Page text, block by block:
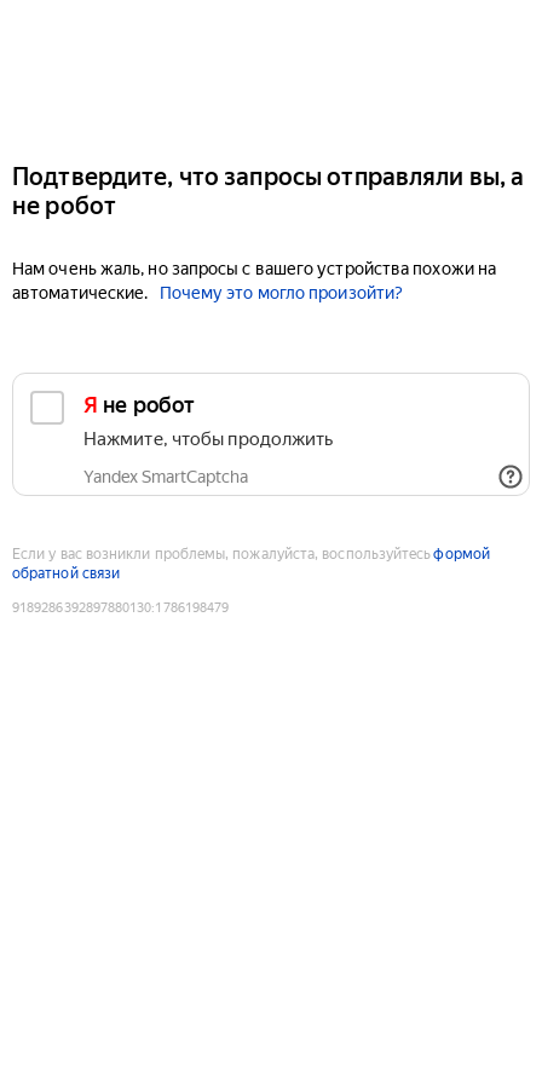
Подтвердите, что запросы отправляли вы, а
не робот
Нам очень жаль, но запросы с вашего устройства похожи на
автоматические.
Почему это могло произойти?
Я не робот
Нажмите, чтобы продолжить
Yandex SmartCaptcha
Если у вас возникли проблемы, пожалуйста, воспользуйтесьформой
обратной связи
9189286392897880130:1786198479